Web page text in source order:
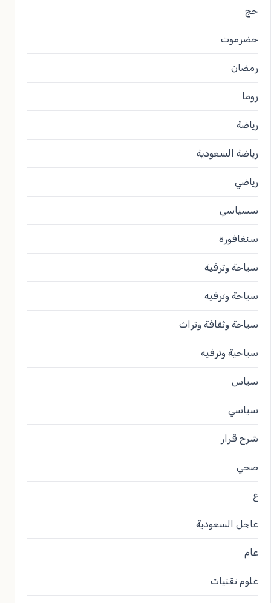
حج
حضرموت
رمضان
روما
رياضة
رياضة السعودية
رياضي
سسياسي
سنغافورة
سياحة وترفية
سياحة وترفيه
سياحة وثقافة وتراث
سياحية وترفيه
سياس
سياسي
شرح قرار
صحي
ع
عاجل السعودية
عام
علوم تقنيات